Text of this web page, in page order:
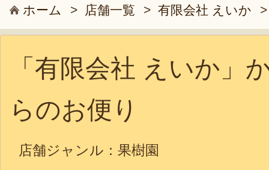
ホーム > 店舗一覧 > 有限会社 えいか
「有限会社 えいか」
らのお便り
店舗ジャンル： 果樹園